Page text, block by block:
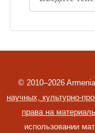
© 2010–2026
научных, культурно-
права на
использовании